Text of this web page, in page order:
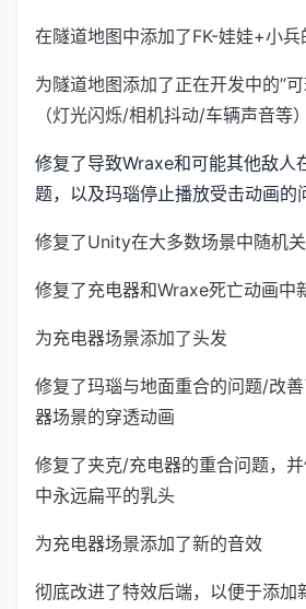
在隧道地图中添加了FK-娃娃+小兵
为隧道地图添加了正在开发中的”
（灯光闪烁/相机抖动/车辆声音等）
修复了导致Wraxe和可能其他敌人
题，以及玛瑙停止播放受击动画的
修复了Unity在大多数场景中随机
修复了充电器和Wraxe死亡动画中
为充电器场景添加了头发
修复了玛瑙与地面重合的问题/改
器场景的穿透动画
修复了夹克/充电器的重合问题，
中永远扁平的乳头
为充电器场景添加了新的音效
彻底改进了特效后端，以便于添加